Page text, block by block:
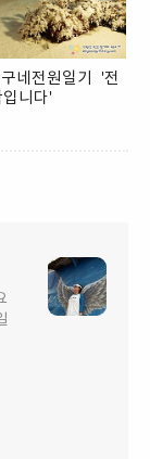
네전원일기 '전
입니다'